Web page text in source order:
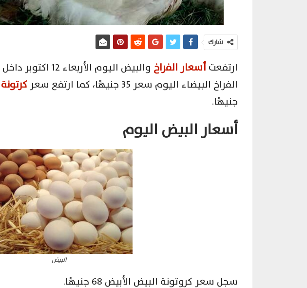
شارك
ارتفعتأسعار الفراخ
والبيض اليوم
الفراخ البيضاء اليوم سعر 35 جنيهًا، كما ارتفع سعر
جنيهًا.
أسعار البيض اليوم
البيض
سجل سعر كروتونة البيض الأبيض 68 جنيهًا.